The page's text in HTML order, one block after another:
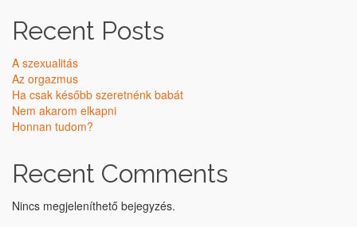
Recent Posts
A szexualitás
Az orgazmus
Ha csak később szeretnénk babát
Nem akarom elkapni
Honnan tudom?
Recent Comments
Nincs megjeleníthető bejegyzés.